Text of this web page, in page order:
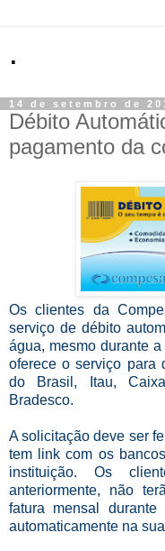
.
14 de setembro de
Débito
pagamento da
Os clientes da
serviço de débito
água, mesmo durante
oferece o serviço para
do Brasil, Itau,
Bradesco.
A solicitação deve ser
tem link com os
instituição. Os
anteriormente, não
fatura mensal
automaticamente na